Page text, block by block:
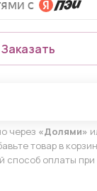
Заказать
через «Долями»
товар в
способ оплаты при